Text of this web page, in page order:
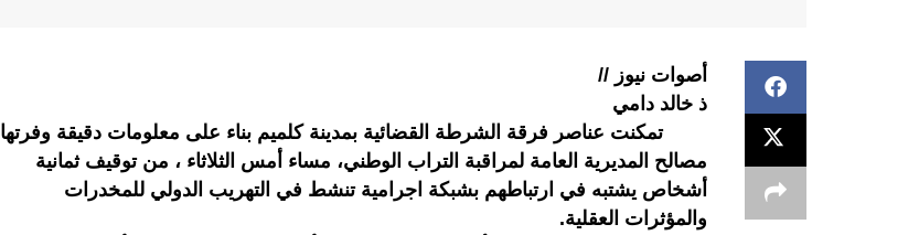
أصوات نيوز //
ذ خالد دامي
تمكنت عناصر فرقة الشرطة القضائية بمدينة كلميم بناء على معلومات دقيقة وفرتها
مصالح المديرية العامة لمراقبة التراب الوطني، مساء أمس الثلاثاء ، من توقيف ثمانية
أشخاص يشتبه في ارتباطهم بشبكة اجرامية تنشط في التهريب الدولي للمخدرات
والمؤثرات العقلية.